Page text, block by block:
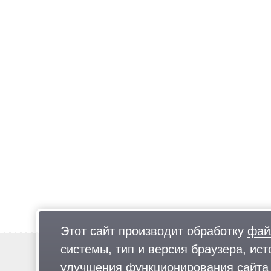
Новости
Предложи новость
Этот сайт производит обработку
системы, тип и версия браузера,
улучшения функционирования